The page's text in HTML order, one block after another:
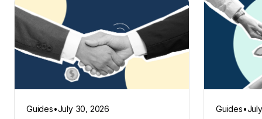
Guides•July 30, 2026 Guides•